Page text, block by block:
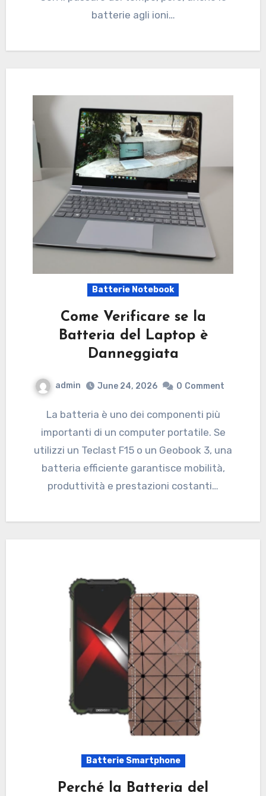
batterie agli ioni…
Batterie Notebook
Come Verificare se la
Batteria del Laptop è
Danneggiata
admin June 24, 2026 0 Comment
La batteria è uno dei componenti più
importanti di un computer portatile. Se
utilizzi un Teclast F15 o un Geobook 3, una
batteria efficiente garantisce mobilità,
produttività e prestazioni costanti…
Batterie Smartphone
Perché la Batteria del